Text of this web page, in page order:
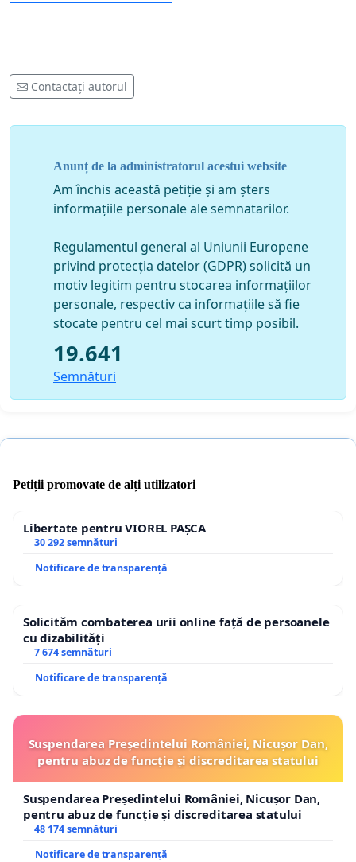
Vă rog să ne urmăriți și să ne susțineți in acest demers
Contactați autorul
Anunț de la administratorul acestui website
Am închis această petiție și am șters
informațiile personale ale semnatarilor.
Regulamentul general al Uniunii Europene
privind protecția datelor (GDPR) solicită un
motiv legitim pentru stocarea informațiilor
personale, respectiv ca informațiile să fie
stocate pentru cel mai scurt timp posibil.
19.641
Semnături
Petiții promovate de alți utilizatori
Libertate pentru VIOREL PAȘCA
30 292 semnături
Notificare de transparență
Solicităm combaterea urii online față de persoanele
cu dizabilități
7 674 semnături
Notificare de transparență
Suspendarea Președintelui României, Nicușor Dan,
pentru abuz de funcție și discreditarea statului
Suspendarea Președintelui României, Nicușor Dan,
pentru abuz de funcție și discreditarea statului
48 174 semnături
Notificare de transparență